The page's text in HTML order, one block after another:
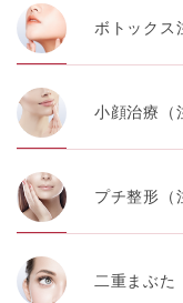
ボトックス
小顔治療（
プチ整形（
二重まぶた